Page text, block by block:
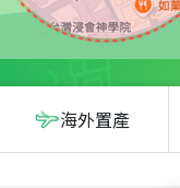
海外置產